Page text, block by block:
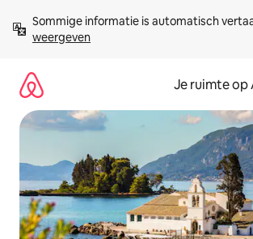
direct
naar
Sommige informatie is automatisch
weergeven
Je ruimte